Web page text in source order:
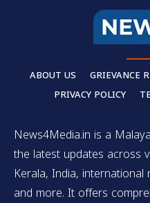
ABOUT US GRIEVANCE
PRIVACY POLICY
News4Media.in is a
the latest updates across
Kerala, India,
and more. It offers